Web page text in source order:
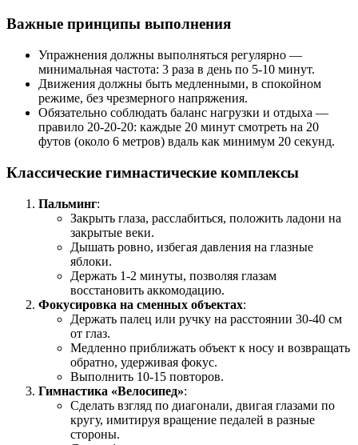
Важные принципы выполнения
Упражнения должны выполняться регулярно —
минимальная частота: 3 раза в день по 5-10 минут.
Движения должны быть медленными, в спокойном
режиме, без чрезмерного напряжения.
Обязательно соблюдать баланс нагрузки и отдыха —
правило 20-20-20: каждые 20 минут смотреть на 20
футов (около 6 метров) вдаль как минимум 20 секунд.
Классические гимнастические комплексы
Пальминг:
Закрыть глаза, расслабиться, положить ладони на
закрытые веки.
Дышать ровно, избегая давления на глазные
яблоки.
Держать 1-2 минуты, позволяя глазам
восстановить аккомодацию.
Фокусировка на сменных объектах:
Держать палец или ручку на расстоянии 30-40 см
от глаз.
Медленно приближать объект к носу и возвращать
обратно, удерживая фокус.
Выполнить 10-15 повторов.
Гимнастика «Велосипед»:
Сделать взгляд по диагонали, двигая глазами по
кругу, имитируя вращение педалей в разные
стороны.